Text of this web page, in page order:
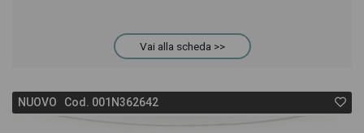
Vai alla scheda >>
NUOVO Cod. 001N362642